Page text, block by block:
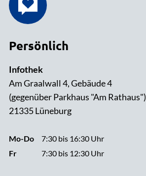
Persönlich
Infothek
Am Graalwall 4, Gebäude 4
(gegenüber Parkhaus "Am Rathaus")
21335 Lüneburg
Mo-Do
Fr
7:30 bis 16:30 Uhr
7:30 bis 12:30 Uhr